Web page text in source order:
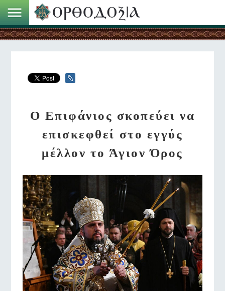
Ο Επιφάνιος σκοπεύει να
επισκεφθεί στο εγγύς
μέλλον το Άγιον Όρος